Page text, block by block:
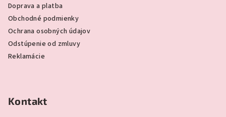
Doprava a platba
Obchodné podmienky
Ochrana osobných údajov
Odstúpenie od zmluvy
Reklamácie
Kontakt